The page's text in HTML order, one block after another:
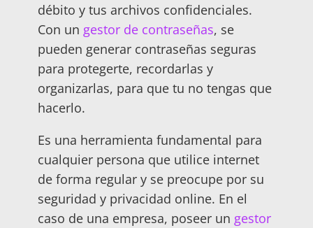
débito y tus archivos confidenciales.
Con un gestor de contraseñas, se
pueden generar contraseñas seguras
para protegerte, recordarlas y
organizarlas, para que tu no tengas que
hacerlo.
Es una herramienta fundamental para
cualquier persona que utilice internet
de forma regular y se preocupe por su
seguridad y privacidad online. En el
caso de una empresa, poseer un gestor